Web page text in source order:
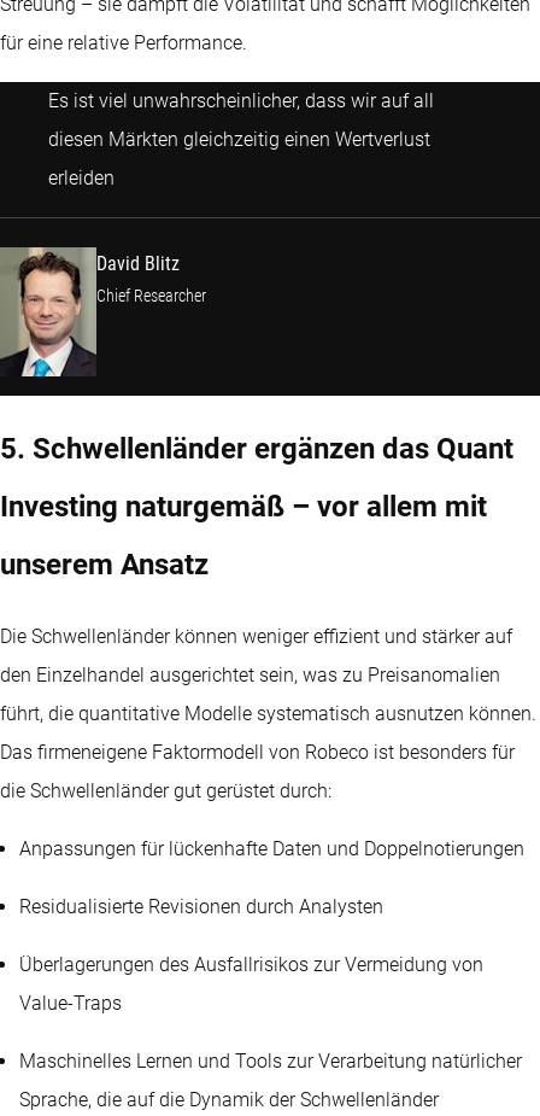
Streuung – sie dämpft die Volatilität und schafft Möglichkeiten
für eine relative Performance.
Es ist viel unwahrscheinlicher, dass wir auf all
diesen Märkten gleichzeitig einen Wertverlust
erleiden
David Blitz
Chief Researcher
5. Schwellenländer ergänzen das Quant
Investing naturgemäß – vor allem mit
unserem Ansatz
Die Schwellenländer können weniger effizient und stärker auf
den Einzelhandel ausgerichtet sein, was zu Preisanomalien
führt, die quantitative Modelle systematisch ausnutzen können.
Das firmeneigene Faktormodell von Robeco ist besonders für
die Schwellenländer gut gerüstet durch:
Anpassungen für lückenhafte Daten und Doppelnotierungen
Residualisierte Revisionen durch Analysten
Überlagerungen des Ausfallrisikos zur Vermeidung von
Value-Traps
Maschinelles Lernen und Tools zur Verarbeitung natürlicher
Sprache, die auf die Dynamik der Schwellenländer